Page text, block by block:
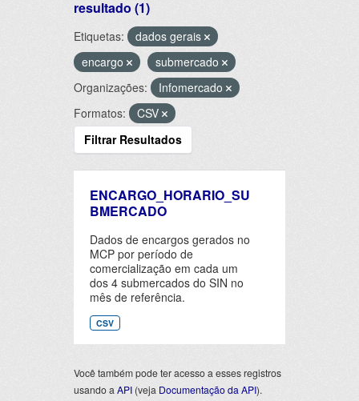
resultado (1)
Etiquetas:
dados gerais
encargo
submercado
Organizações:
Infomercado
Formatos:
CSV
Filtrar Resultados
ENCARGO_HORARIO_SU
BMERCADO
Dados de encargos gerados no
MCP por período de
comercialização em cada um
dos 4 submercados do SIN no
mês de referência.
CSV
Você também pode ter acesso a esses registros
usando a API (veja Documentação da API).